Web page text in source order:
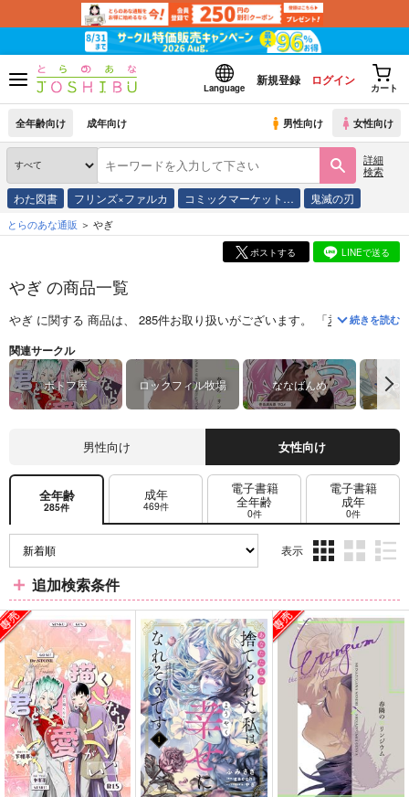
Language
新規登録 ログイン
カート
全年齢向け 成年向け 男性向け 女性向け
詳細
検索
わた図書 フリンズ×ファルカ コミックマーケット… 鬼滅の刃
とらのあな通販 やぎ
ポストする LINEで送る
やぎ の商品一覧
やぎ に関する 商品は、 285件お取り扱いがございます。 「君と描くなら
続きを読む
関連サークル
ポトフ屋 ロックフィル牧場 ななばんめ や
男性向け 女性向け
全年齢
285件
成年
469件
電子書籍
全年齢
0件
電子書籍
成年
0件
表示
ム
表
示
ム
表
示
ム
表
追加検索条件